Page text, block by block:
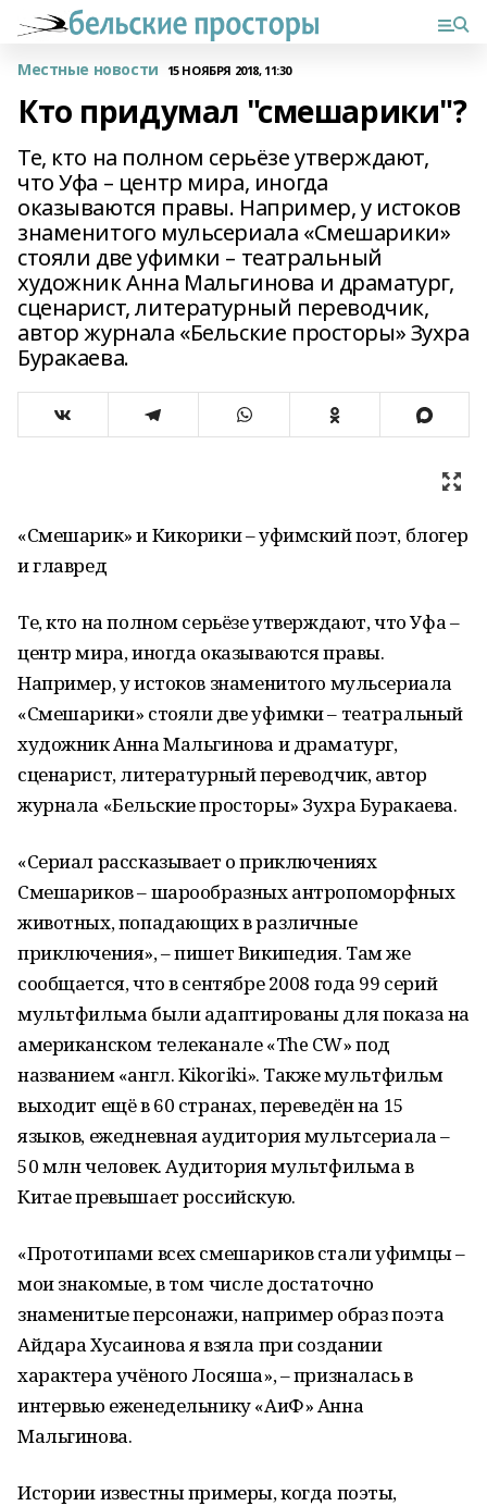
Местные новости 15 НОЯБРЯ 2018, 11:30
Кто придумал "смешарики"?
Те, кто на полном серьёзе утверждают,
что Уфа – центр мира, иногда
оказываются правы. Например, у истоков
знаменитого мульсериала «Смешарики»
стояли две уфимки – театральный
художник Анна Мальгинова и драматург,
сценарист, литературный переводчик,
автор журнала «Бельские просторы» Зухра
Буракаева.
«Смешарик» и Кикорики – уфимский поэт, блогер
и главред
Те, кто на полном серьёзе утверждают, что Уфа –
центр мира, иногда оказываются правы.
Например, у истоков знаменитого мульсериала
«Смешарики» стояли две уфимки – театральный
художник Анна Мальгинова и драматург,
сценарист, литературный переводчик, автор
журнала «Бельские просторы» Зухра Буракаева.
«Сериал рассказывает о приключениях
Смешариков – шарообразных антропоморфных
животных, попадающих в различные
приключения», – пишет Википедия. Там же
сообщается, что в сентябре 2008 года 99 серий
мультфильма были адаптированы для показа на
американском телеканале «The CW» под
названием «англ. Kikoriki». Также мультфильм
выходит ещё в 60 странах, переведён на 15
языков, ежедневная аудитория мультсериала –
50 млн человек. Аудитория мультфильма в
Китае превышает российскую.
«Прототипами всех смешариков стали уфимцы –
мои знакомые, в том числе достаточно
знаменитые персонажи, например образ поэта
Айдара Хусаинова я взяла при создании
характера учёного Лосяша», – призналась в
интервью еженедельнику «АиФ» Анна
Мальгинова.
Истории известны примеры, когда поэты,